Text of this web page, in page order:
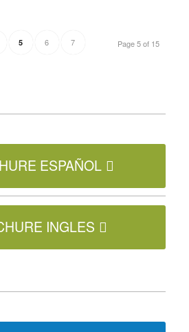
Page 5 of 15
5 6 7
ESPAÑOL
INGLES